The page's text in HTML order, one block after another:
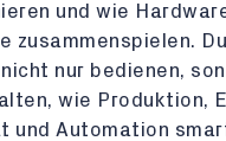
und wie
zusammenspielen.
nur bedienen,
wie Produktion,
und Automation